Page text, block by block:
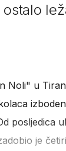
Noli" u
posljedica
je